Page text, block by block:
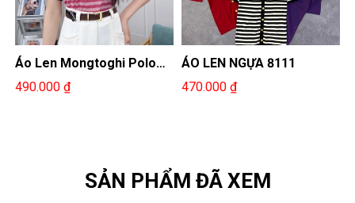
Áo Len Mongtoghi Polo
Kẻ Ngang Nhỏ Vải Nhẹ,
490.000 ₫
ÁO LEN NGỰA 8111
470.000 ₫
SẢN PHẨM ĐÃ XEM